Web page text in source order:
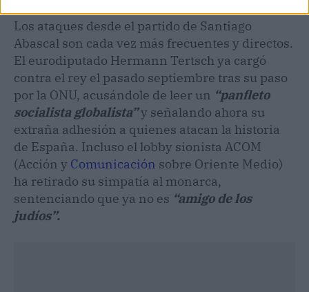
Los ataques desde el partido de Santiago
Abascal son cada vez más frecuentes y directos.
El eurodiputado Hermann Tertsch ya cargó
contra el rey el pasado septiembre tras su paso
por la ONU, acusándole de leer un “panfleto
socialista globalista”y señalando ahora su
extraña adhesión a quienes atacan la historia
de España. Incluso el lobby sionista ACOM
(Acción y Comunicación sobre Oriente Medio)
ha retirado su simpatía al monarca,
sentenciando que ya no es “amigo de los
judíos”.